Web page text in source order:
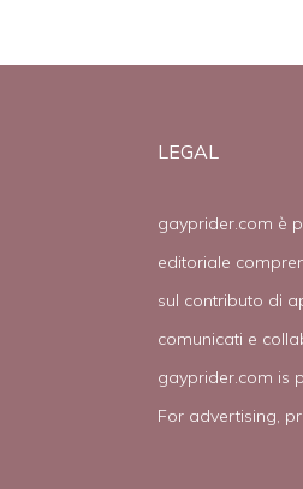
LEGAL
gayprider.com è
editoriale
sul contributo di
comunicati e
gayprider.com is
For advertising,